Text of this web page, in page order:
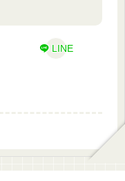
LINE